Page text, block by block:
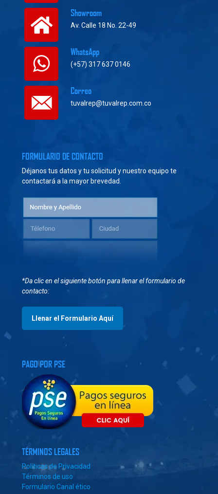
Showroom
Av. Calle 18 No. 22-49
WhatsApp
(+57) 317 637 0146
Correo
tuvalrep@tuvalrep.com.co
FORMULARIO DE CONTACTO
Déjanos tus datos y tu solicitud y nuestro equipo te
contactará a la mayor brevedad.
*Da clic en el siguiente botón para llenar el formulario de
contacto:
Llenar el Formulario Aquí
PAGO POR PSE
TÉRMINOS LEGALES
Políticas de Privacidad
Términos de uso
Formulario Canal ético